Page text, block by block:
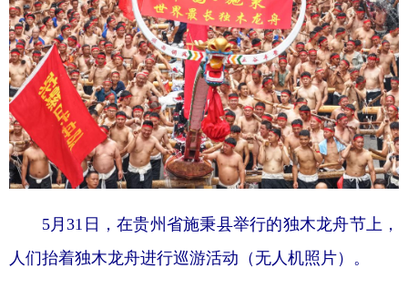
5月31日，在贵州省施秉县举行的独木龙舟节上，
人们抬着独木龙舟进行巡游活动（无人机照片）。